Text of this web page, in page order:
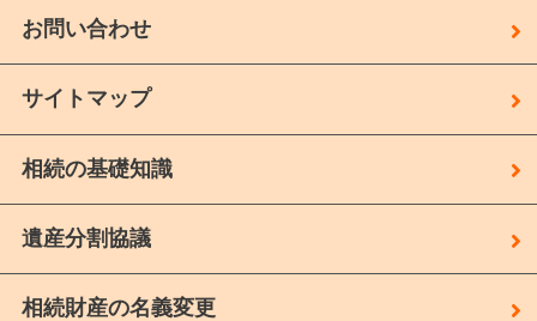
お問い合わせ
サイトマップ
相続の基礎知識
遺産分割協議
相続財産の名義変更